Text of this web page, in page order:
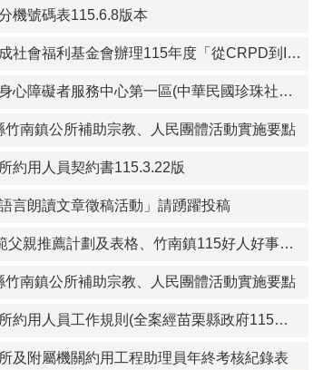
機號碼表115.6.8版本
轉知財團法人育成社會福利基金會辦理115年度「從CRPD到ISP－專業人員支持身心障礙者積極參與個別化服務計畫研習課程」報名簡章資料
轉知苗栗縣政府身心障礙者服務中心第一區(中華民國珍珠社會福利服務協會承辦)辦理「一家心聚系列宣導活動」第1次活動簡章
竹南鎮公所補助宗教、人民團體活動實施要點
約用人員契約書115.3.22版
言朗讀文章徵稿活動」請踴躍投稿
竹南鎮115年模範父親推薦計劃及表格、竹南鎮115好人好事代表推薦計畫及表格
竹南鎮公所補助宗教、人民團體活動實施要點
苗栗縣竹南鎮公所約用人員工作規則(全案經苗栗縣政府115年1月19日府勞資字第1150005614號同意備查)
及附屬機關約用工程助理員年終考核紀錄表